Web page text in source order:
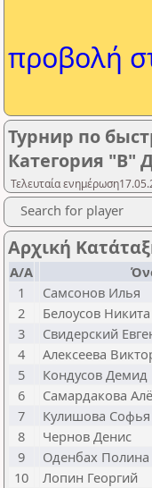
προβολή
Турнир по
Категория "В"
Τελευταία
Search for player
Αρχική
Α/Α
1
Самсонов Илья
2
Белоусов Никита
3
Свидерский
4
Алексеева
5
Кондусов Демид
6
Самардакова
7
Кулишова Софья
8
Чернов Денис
9
Оденбах Полина
10
Лопин Георгий